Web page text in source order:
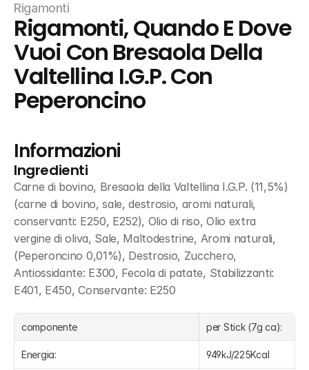
Rigamonti
Rigamonti, Quando E Dove
Vuoi Con Bresaola Della
Valtellina I.G.P. Con
Peperoncino
Informazioni
Ingredienti
Carne di bovino, Bresaola della Valtellina I.G.P. (11,5%)
(carne di bovino, sale, destrosio, aromi naturali,
conservanti: E250, E252), Olio di riso, Olio extra
vergine di oliva, Sale, Maltodestrine, Aromi naturali,
(Peperoncino 0,01%), Destrosio, Zucchero,
Antiossidante: E300, Fecola di patate, Stabilizzanti:
E401, E450, Conservante: E250
componente per Stick (7g ca):
Energia: 949kJ/225Kcal